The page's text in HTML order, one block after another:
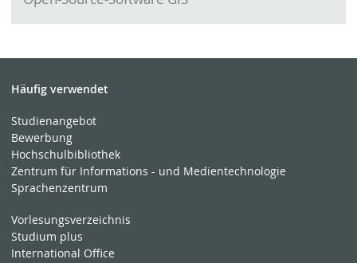
Häufig verwendet
Studienangebot
Bewerbung
Hochschulbibliothek
Zentrum für Informations - und Medientechnologie
Sprachenzentrum
Vorlesungsverzeichnis
Studium plus
International Office